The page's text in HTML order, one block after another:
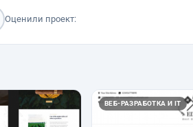
Оценили проект:
ВЕБ-РАЗРАБОТКА И IT